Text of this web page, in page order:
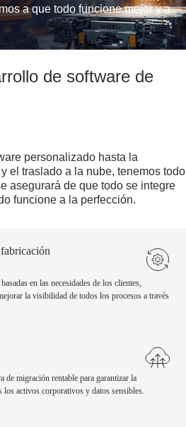
a que todo funcione mejor y a
de software de
personalizado hasta la
el traslado a la nube, tenemos todo
asegurará de que todo se integre
funcione a la perfección.
en las necesidades de los clientes,
la visibilidad de todos los procesos a través
de migración rentable para garantizar la
activos corporativos y datos sensibles.